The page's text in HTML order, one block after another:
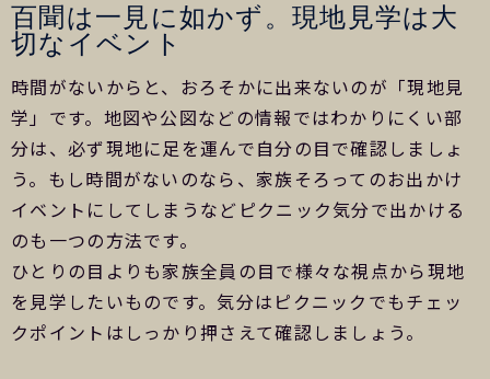
百聞は一見に如かず。現地見学は大
切なイベント
時間がないからと、おろそかに出来ないのが「現地見
学」です。地図や公図などの情報ではわかりにくい部
分は、必ず現地に足を運んで自分の目で確認しましょ
う。もし時間がないのなら、家族そろってのお出かけ
イベントにしてしまうなどピクニック気分で出かける
のも一つの方法です。
ひとりの目よりも家族全員の目で様々な視点から現地
を見学したいものです。気分はピクニックでもチェッ
クポイントはしっかり押さえて確認しましょう。